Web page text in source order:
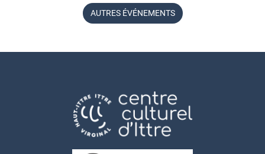
AUTRES ÉVÉNEMENTS